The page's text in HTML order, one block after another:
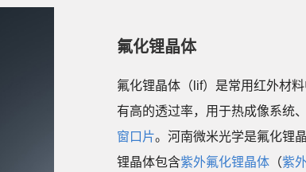
氟化锂晶体
氟化锂晶体（lif）是常用红外材
有高的透过率，用于热成像系统
窗口片。河南微米光学是氟化锂
锂晶体包含紫外氟化锂晶体 （紫